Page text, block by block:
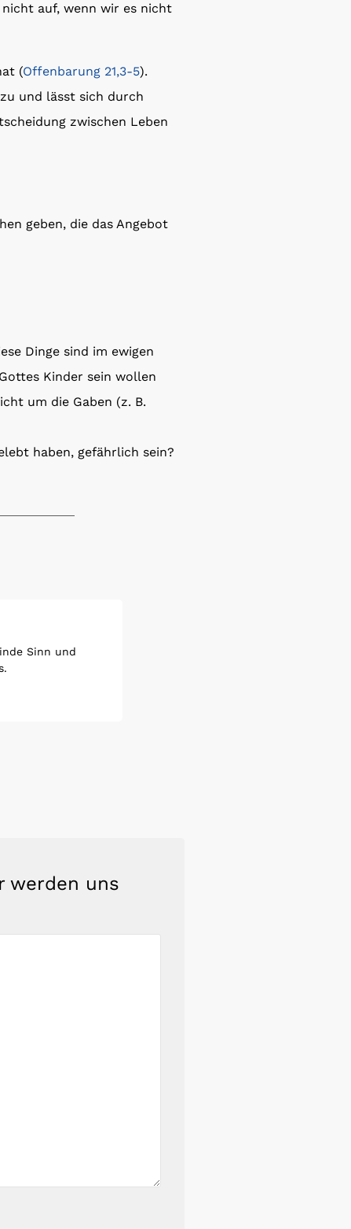
auf, wenn wir es nicht
(Offenbarung 21,3-5).
und lässt sich durch
zwischen Leben
geben, die das Angebot
Dinge sind im ewigen
Kinder sein wollen
um die Gaben (z. B.
haben, gefährlich sein?
Sinn und
werden uns